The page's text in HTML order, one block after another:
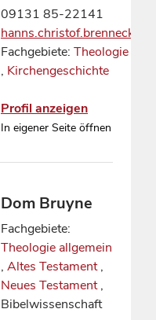
09131 85-22141
Fachgebiete: Theologie
, Kirchengeschichte
Profil anzeigen
In eigener Seite öffnen
Dom Bruyne
Fachgebiete:
Theologie allgemein
, Altes Testament,
Neues Testament,
Bibelwissenschaft